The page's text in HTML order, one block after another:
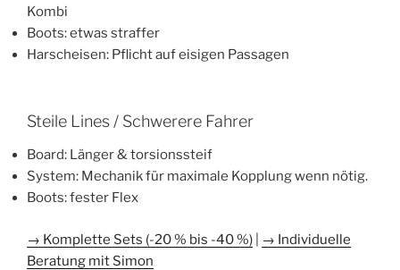
Kombi
Boots: etwas straffer
Harscheisen: Pflicht auf eisigen Passagen
Steile Lines / Schwerere Fahrer
Board: Länger & torsionssteif
System: Mechanik für maximale Kopplung wenn nötig.
Boots: fester Flex
→ Komplette Sets (-20 % bis -40 %)
→ Individuelle
Beratung mit Simon